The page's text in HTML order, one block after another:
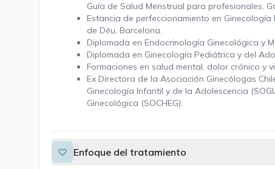
Guía de Salud Menstrual para profesionales,
Estancia de perfeccionamiento en
de Déu, Barcelona.
Diplomada en Endocrinología Ginecológica y
Diplomada en Ginecología Pediátrica y del
Formaciones en salud mental, dolor crónico y
Ex Directora de la Asociación Ginecólogas
Ginecología Infantil y de la Adolescencia
Ginecológica (SOCHEG).
Enfoque del tratamiento